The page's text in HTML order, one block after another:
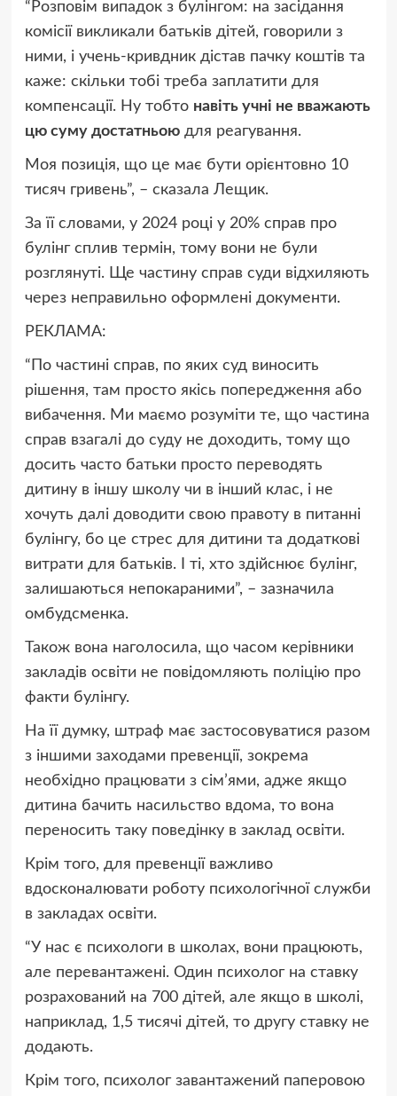
“Розповім випадок з булінгом: на засідання
комісії викликали батьків дітей, говорили з
ними, і учень-кривдник дістав пачку коштів та
каже: скільки тобі треба заплатити для
компенсації. Ну тобто навіть учні не вважають
цю суму достатньоюдля реагування.
Моя позиція, що це має бути орієнтовно 10
тисяч гривень”, – сказала Лещик.
За її словами, у 2024 році у 20% справ про
булінг сплив термін, тому вони не були
розглянуті. Ще частину справ суди відхиляють
через неправильно оформлені документи.
РЕКЛАМА:
“По частині справ, по яких суд виносить
рішення, там просто якісь попередження або
вибачення. Ми маємо розуміти те, що частина
справ взагалі до суду не доходить, тому що
досить часто батьки просто переводять
дитину в іншу школу чи в інший клас, і не
хочуть далі доводити свою правоту в питанні
булінгу, бо це стрес для дитини та додаткові
витрати для батьків. І ті, хто здійснює булінг,
залишаються непокараними”, – зазначила
омбудсменка.
Також вона наголосила, що часом керівники
закладів освіти не повідомляють поліцію про
факти булінгу.
На її думку, штраф має застосовуватися разом
з іншими заходами превенції, зокрема
необхідно працювати з сім’ями, адже якщо
дитина бачить насильство вдома, то вона
переносить таку поведінку в заклад освіти.
Крім того, для превенції важливо
вдосконалювати роботу психологічної служби
в закладах освіти.
“У нас є психологи в школах, вони працюють,
але перевантажені. Один психолог на ставку
розрахований на 700 дітей, але якщо в школі,
наприклад, 1,5 тисячі дітей, то другу ставку не
додають.
Крім того, психолог завантажений паперовою